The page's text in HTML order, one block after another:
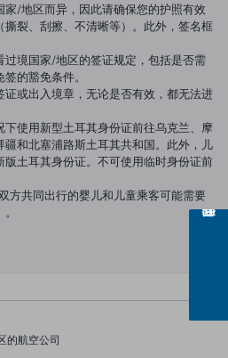
家/地区而异，因此请确保您的护照有效
撕裂、刮擦、不清晰等）。此外，签名框
过境国家/地区的签证规定，包括是否需
的豁免条件。
证或出入境章，无论是否有效，都无法进
下使用新型土耳其身份证前往乌克兰、摩
疆和北塞浦路斯土耳其共和国。此外，儿
版土耳其身份证。不可使用临时身份证前
方共同出行的婴儿和儿童乘客可能需要
的航空公司